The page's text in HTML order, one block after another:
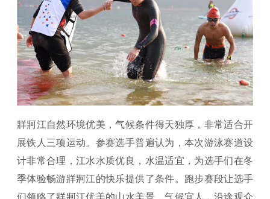
牂牁江自然环境优美，气候条件得天独厚，非常适合开
展铁人三项运动。参赛选手普遍认为，本次游泳赛道设
计非常合理，江水水质优良，水温适宜，为选手们在冬
季体验畅游牂牁江的快乐提供了条件。跑步赛段让选手